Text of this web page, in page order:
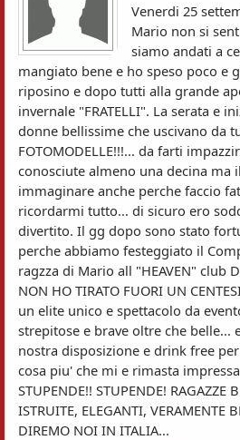
Venerdi 25
Mario non si
siamo andati a
mangiato bene e ho speso poco e
riposino e dopo tutti alla grande
invernale "FRATELLI". La serata e
donne bellissime che uscivano da
FOTOMODELLE!!!... da farti
conosciute almeno una decina ma
immaginare anche perche faccio
ricordarmi tutto... di sicuro ero
divertito. Il gg dopo sono stato
perche abbiamo festeggiato il
ragzza di Mario all "HEAVEN" club
NON HO TIRATO FUORI UN
un elite unico e spettacolo da
strepitose e brave oltre che belle...
nostra disposizione e drink free
cosa piu' che mi e rimasta
STUPENDE!! STUPENDE! RAGAZZE
ISTRUITE, ELEGANTI, VERAMENTE
DIREMO NOI IN ITALIA...